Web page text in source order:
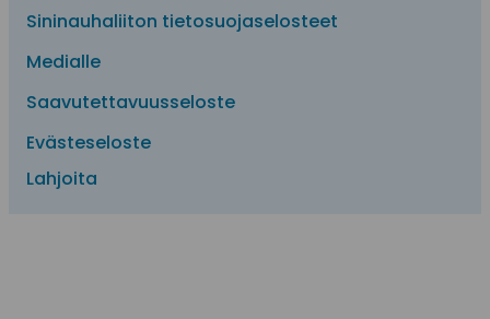
Sininauhaliiton tietosuojaselosteet
Medialle
Saavutettavuusseloste
Evästeseloste
Lahjoita